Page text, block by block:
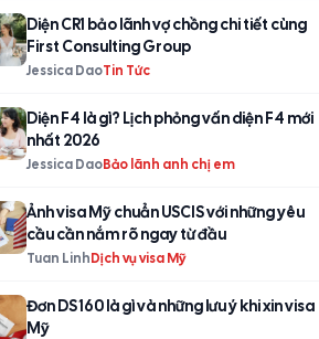
Diện CR1 bảo lãnh vợ chồng chi tiết cùng
First Consulting Group
Jessica DaoTin Tức
Diện F4 là gì? Lịch phỏng vấn diện F4 mới
nhất 2026
Jessica DaoBảo lãnh anh chị em
Ảnh visa Mỹ chuẩn USCIS với những yêu
cầu cần nắm rõ ngay từ đầu
Tuan LinhDịch vụ visa Mỹ
Đơn DS 160 là gì và những lưu ý khi xin visa
Mỹ